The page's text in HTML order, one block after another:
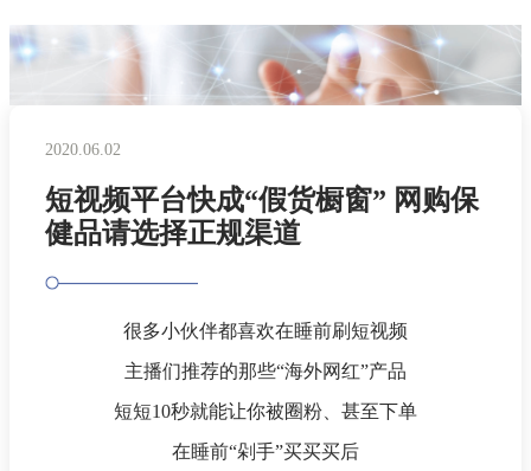
2020.06.02
短视频平台快成“假货橱窗” 网购保
健品请选择正规渠道
很多小伙伴都喜欢在睡前刷短视频
主播们推荐的那些“海外网红”产品
短短10秒就能让你被圈粉、甚至下单
在睡前“剁手”买买买后